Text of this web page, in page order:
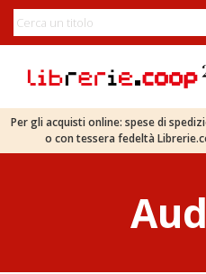
Per gli acquisti online: spese di
o con tessera fedeltà